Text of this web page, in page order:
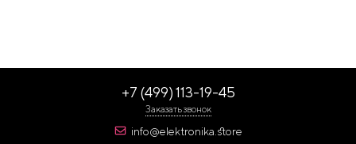
+7 (499) 113-19-45
Заказать звонок
info@elektronika.store